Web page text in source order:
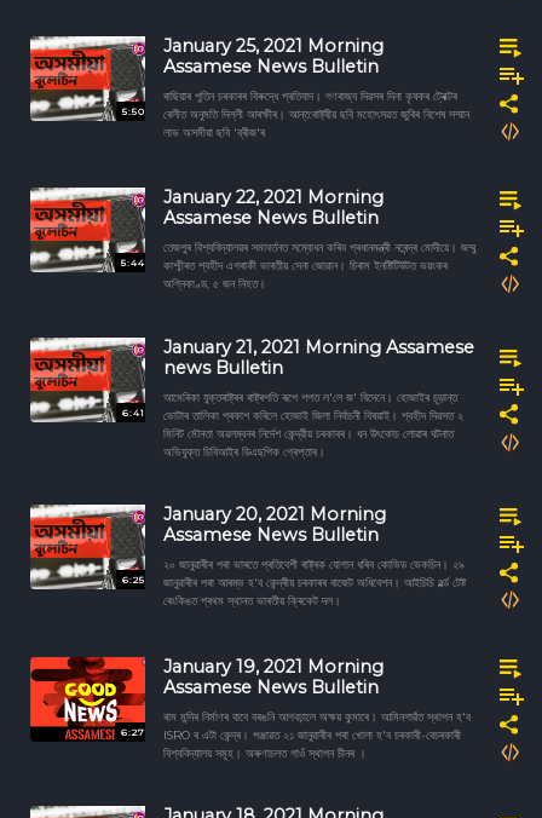
5:50
January 25, 2021 Morning
Assamese News Bulletin
ৰাছিয়াৰ পুতিন চৰকাৰৰ বিৰুদ্ধে প্ৰতিবাদ। গণৰাজ্য দিৱসৰ দিনা কৃষকৰ ট্ৰেক্টৰ
ৰেলীত অনুমতি দিল্লী আৰক্ষীৰ। আন্ত:ৰাষ্ট্ৰীয় ছবি মহোৎসৱত জুৰিৰ বিশেষ সম্মান
লাভ অসমীয়া ছবি 'ব্ৰীজ'ৰ
5:44
January 22, 2021 Morning
Assamese News Bulletin
তেজপুৰ বিশ্ববিদ্যালয়ৰ সমাবৰ্তনত সম্বোধন কৰিব প্ৰধানমন্ত্ৰী নৰেন্দ্ৰ মোদীয়ে। জম্মু
কাশ্মীৰত শ্বহীদ এগৰাকী ভাৰতীয় সেনা জোৱান। চিৰাম ইনষ্টিটিউটত ভয়ংকৰ
অগ্নিকাণ্ড, ৫ জন নিহত।
6:41
January 21, 2021 Morning Assamese
news Bulletin
আমেৰিকা যুক্তৰাষ্ট্ৰৰ ৰাষ্ট্ৰপতি ৰূপে শপত ল'লে জ' বিদেনে। হোজাইৰ চূড়ান্ত
ভোটাৰ তালিকা প্ৰকাশ কৰিলে হোজাই জিলা নিৰ্বাচনী বিষয়াই। শ্বহীদ দিৱসত ২
মিনিট মৌনতা অৱলম্বনৰ নিৰ্দেশ কেন্দ্রীয় চৰকাৰৰ। ধন উৎকোচ লোৱাৰ ঘটনাত
অভিযুক্ত চিবিআইৰ ডিএছপিক গ্ৰেপ্তাৰ।
6:25
January 20, 2021 Morning
Assamese News Bulletin
২০ জানুৱাৰীৰ পৰা ভাৰতে প্ৰতিবেশী ৰাষ্ট্ৰক যোগান ধৰিব কোভিড ভেকচিন। ২৯
জানুৱাৰীৰ পৰা আৰম্ভ হ'ব কেন্দ্ৰীয় চৰকাৰৰ বাজেট অধিবেশন। আইচিচি ৱৰ্ল্ড টেষ্ট
ৰেংকিঙত প্ৰথম স্থানত ভাৰতীয় ক্ৰিকেট দল।
6:27
January 19, 2021 Morning
Assamese News Bulletin
ৰাম মন্দিৰ নিৰ্মাণৰ বাবে বৰঙনি আগবঢ়ালে অক্ষয় কুমাৰে। আমিনগাৱঁত স্থাপন হ'ব
ISRO ৰ এটা কেন্দ্ৰ। পঞ্জাৱত ২১ জানুৱাৰীৰ পৰা খোলা হ'ব চৰকাৰী-বেচৰকাৰী
বিশ্ববিদ্যালয় সমূহ। অৰুণাচলত গাওঁ স্থাপন চীনৰ ।